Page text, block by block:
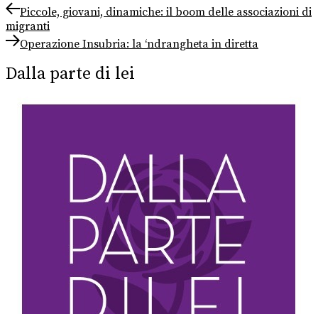
Navigazione
articoli
Previous
post:
Piccole, giovani, dinamiche: il boom delle associazioni di
migranti
Next
post:
Operazione Insubria: la ‘ndrangheta in diretta
Dalla parte di lei